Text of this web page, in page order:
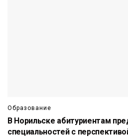
Образование
В Норильске абитуриентам
специальностей с